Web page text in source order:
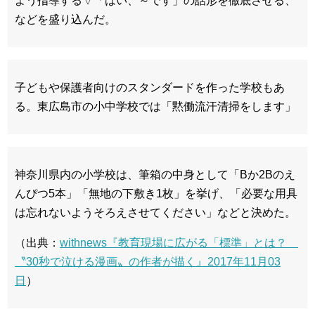
などを盛り込んだ。
子どもや保護者向けのスタンダードを作った学校もあ
る。東広島市の小中学校では「黙働流汗清掃をします」
神奈川県内の小学校は、筆箱の中身として「Bか2Bのえ
んぴつ5本」「無地の下敷き1枚」を挙げ、「必要な用具
は忘れないようそろえさせてください」などと決めた。
（出典： withnews『教育現場に広がる「標準」とは？
〝30秒で泣ける漫画〟の作者が描く』2017年11月03
日 ）